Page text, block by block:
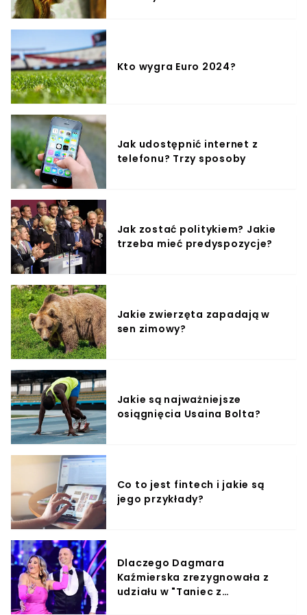
Kto wygra Euro 2024?
Jak udostępnić internet z
telefonu? Trzy sposoby
Jak zostać politykiem? Jakie
trzeba mieć predyspozycje?
Jakie zwierzęta zapadają w
sen zimowy?
Jakie są najważniejsze
osiągnięcia Usaina Bolta?
Co to jest fintech i jakie są
jego przykłady?
Dlaczego Dagmara
Kaźmierska zrezygnowała z
udziału w "Taniec z